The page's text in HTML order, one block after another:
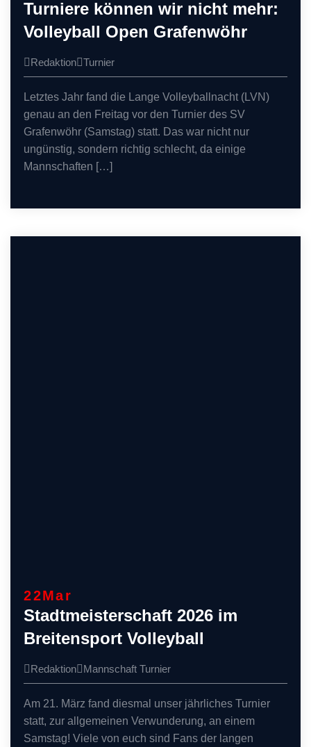
Turniere können wir nicht mehr:
Volleyball Open Grafenwöhr
Redaktion Turnier
Letztes Jahr fand die Lange Volleyballnacht (LVN)
genau an den Freitag vor den Turnier des SV
Grafenwöhr (Samstag) statt. Das war nicht nur
ungünstig, sondern richtig schlecht, da einige
Mannschaften […]
22Mar
Stadtmeisterschaft 2026 im
Breitensport Volleyball
Redaktion Mannschaft Turnier
Am 21. März fand diesmal unser jährliches Turnier
statt, zur allgemeinen Verwunderung, an einem
Samstag! Viele von euch sind Fans der langen